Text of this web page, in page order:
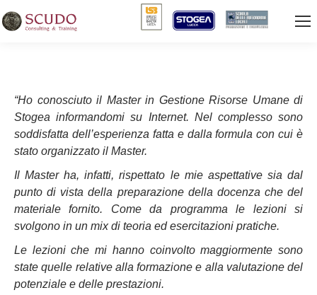
“Ho conosciuto il Master in Gestione Risorse Umane di
Stogea informandomi su Internet. Nel complesso sono
soddisfatta dell’esperienza fatta e dalla formula con cui è
stato organizzato il Master.
Il Master ha, infatti, rispettato le mie aspettative sia dal
punto di vista della preparazione della docenza che del
materiale fornito. Come da programma le lezioni si
svolgono in un mix di teoria ed esercitazioni pratiche.
Le lezioni che mi hanno coinvolto maggiormente sono
state quelle relative alla formazione e alla valutazione del
potenziale e delle prestazioni.